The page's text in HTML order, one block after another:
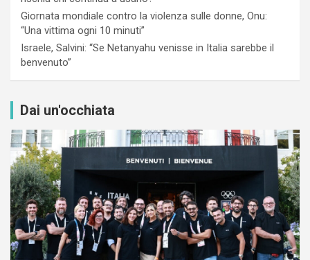
Giornata mondiale contro la violenza sulle donne, Onu:
“Una vittima ogni 10 minuti”
Israele, Salvini: “Se Netanyahu venisse in Italia sarebbe il
benvenuto”
Dai un'occhiata